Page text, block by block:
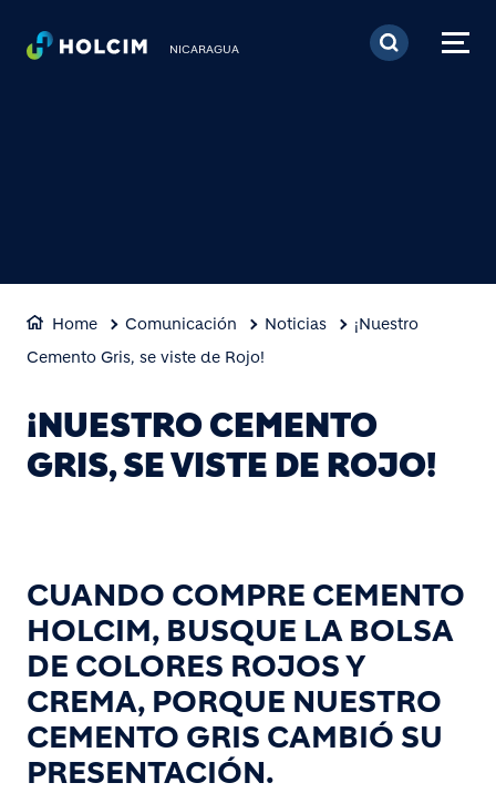
Pasar al contenido
NICARAGUA
Home Comunicación Noticias
¡Nuestro
Cemento Gris, se viste de Rojo!
¡NUESTRO CEMENTO
GRIS, SE VISTE DE ROJO!
CUANDO COMPRE CEMENTO
HOLCIM, BUSQUE LA BOLSA
DE COLORES ROJOS Y
CREMA, PORQUE NUESTRO
CEMENTO GRIS CAMBIÓ SU
PRESENTACIÓN.